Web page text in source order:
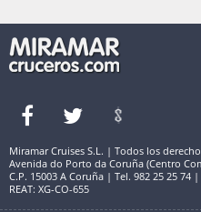
Miramar Cruises S.L. | Todos los
Avenida do Porto da Coruña (Centro
C.P. 15003 A Coruña | Tel. 982 25 25 74
REAT: XG-CO-655